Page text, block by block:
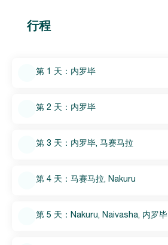
行程
第 1 天：内罗毕
第 2 天：内罗毕
第 3 天：内罗毕, 马赛马拉
第 4 天：马赛马拉, Nakuru
第 5 天：Nakuru, Naivasha, 内罗毕